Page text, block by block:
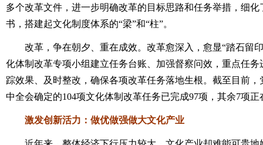
多个改革文件，进一步明确改革的目标思路和任务举措，细
书，搭建起文化制度体系的“梁”和“柱”。
改革，争在朝夕、重在成效。改革愈深入，愈显“踏石留
化体制改革专项小组建立任务台账、加强督察问效，重点任
踪效果、及时整改，确保各项改革任务落地生根。截至目前
中全会确定的104项文化体制改革任务已完成97项，其余7项
激发创新活力：做优做强做大文化产业